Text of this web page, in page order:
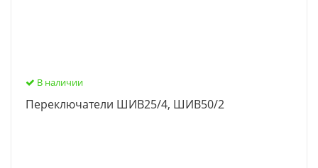
В наличии
Переключатели ШИВ25/4, ШИВ50/2